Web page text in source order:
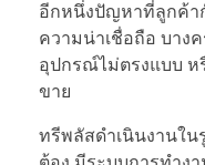
อีกหนึ่งปัญหาที่ลูกค้า
ความน่าเชื่อถือ บาง
อุปกรณ์ไม่ตรงแบบ ห
ขาย
ทรีพลัสดำเนินงานใ